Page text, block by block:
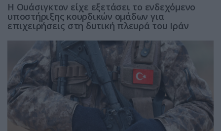
Η Ουάσιγκτον είχε εξετάσει το ενδεχόμενο
υποστήριξης κουρδικών ομάδων για
επιχειρήσεις στη δυτική πλευρά του Ιράν